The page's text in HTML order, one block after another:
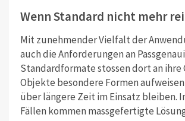
Wenn Standard nicht mehr
Mit zunehmender Vielfalt der
auch die Anforderungen an
Standardformate stossen dort an ihre
Objekte besondere Formen
über längere Zeit im Einsatz bleiben.
Fällen kommen massgefertigte